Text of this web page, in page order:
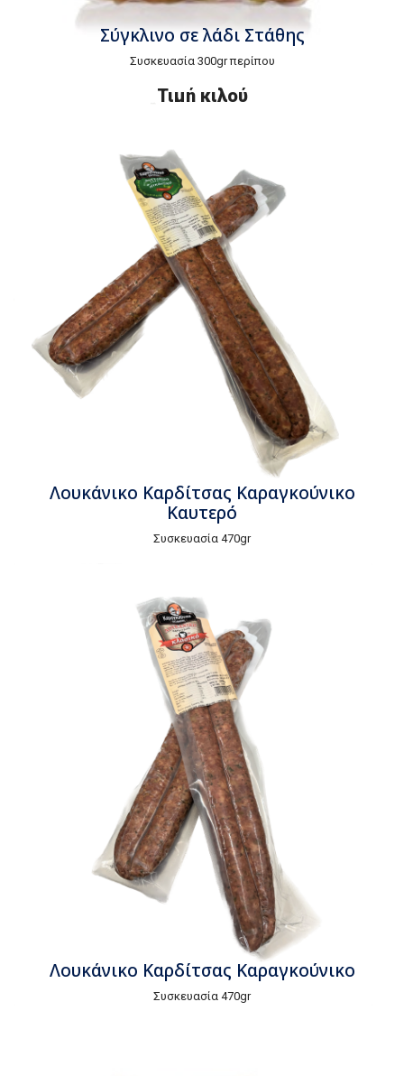
Σύγκλινο σε λάδι Στάθης
Συσκευασία 300gr περίπου
Τιμή κιλού
Λουκάνικο Καρδίτσας Καραγκούνικο
Καυτερό
Συσκευασία 470gr
€3,40
Λουκάνικο Καρδίτσας Καραγκούνικο
Συσκευασία 470gr